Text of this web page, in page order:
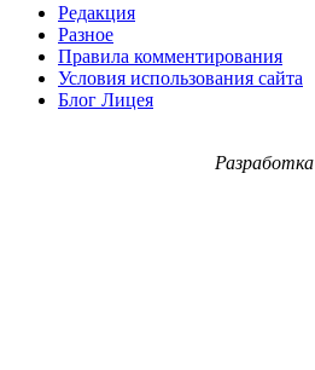
Редакция
Разное
Правила комментирования
Условия использования сайта
Блог Лицея
Разработка